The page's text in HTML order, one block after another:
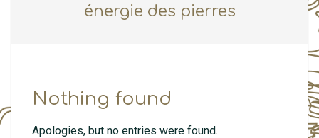
énergie des pierres
Nothing found
Apologies, but no entries were found.